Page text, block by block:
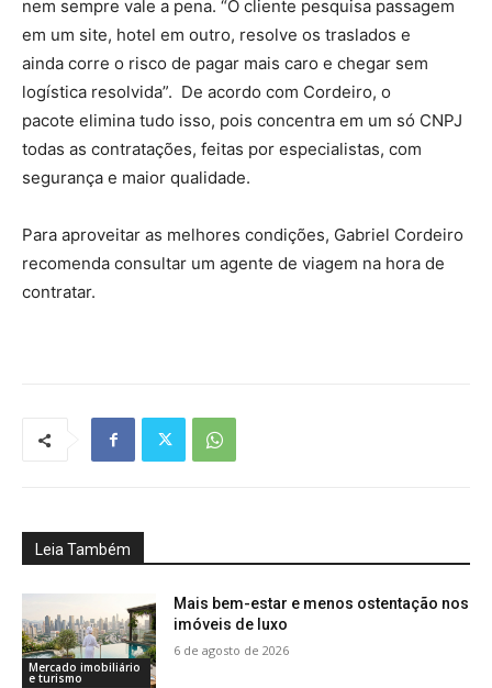
nem sempre vale a pena. “O cliente pesquisa passagem
em um site, hotel em outro, resolve os traslados e
ainda corre o risco de pagar mais caro e chegar sem
logística resolvida”. De acordo com Cordeiro, o
pacote elimina tudo isso, pois concentra em um só CNPJ
todas as contratações, feitas por especialistas, com
segurança e maior qualidade.
Para aproveitar as melhores condições, Gabriel Cordeiro
recomenda consultar um agente de viagem na hora de
contratar.
Leia Também
Mercado imobiliário
e turismo
Mais bem-estar e menos ostentação nos
imóveis de luxo
6 de agosto de 2026